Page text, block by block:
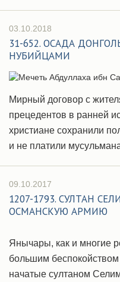
03.10.2018
31-652. ОСАДА
НУБИЙЦАМИ
Мирный договор с
прецедентов в ранней
христиане сохранили
и не платили
09.10.2017
1207-1793. СУЛТАН
ОСМАНСКУЮ АРМИЮ
Янычары, как и многие
большим
начатые султаном